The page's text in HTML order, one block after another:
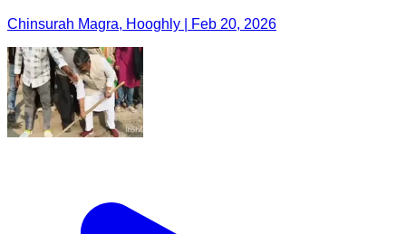
Chinsurah Magra, Hooghly | Feb 20, 2026